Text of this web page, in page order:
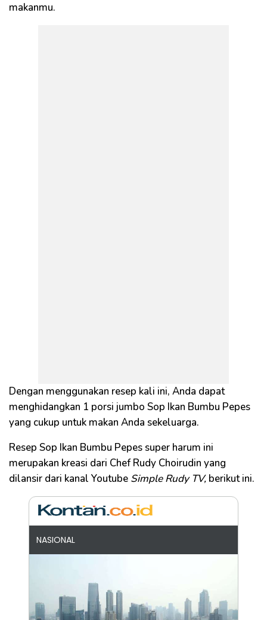
makanmu.
Dengan menggunakan resep kali ini, Anda dapat
menghidangkan 1 porsi jumbo Sop Ikan Bumbu Pepes
yang cukup untuk makan Anda sekeluarga.
Resep Sop Ikan Bumbu Pepes super harum ini
merupakan kreasi dari Chef Rudy Choirudin yang
dilansir dari kanal Youtube Simple Rudy TV, berikut ini.
NASIONAL